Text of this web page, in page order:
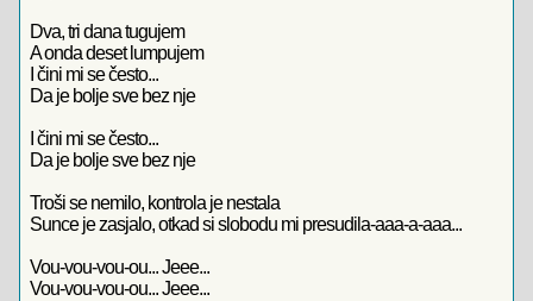
Dva, tri dana tugujem
A onda deset lumpujem
I čini mi se često...
Da je bolje sve bez nje
I čini mi se često...
Da je bolje sve bez nje
Troši se nemilo, kontrola je nestala
Sunce je zasjalo, otkad si slobodu mi presudila-aaa-a-aaa...
Vou-vou-vou-ou... Jeee...
Vou-vou-vou-ou... Jeee...